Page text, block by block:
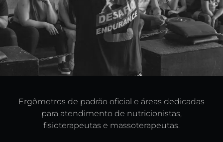
Ergômetros de padrão oficial e áreas dedicadas
para atendimento de nutricionistas,
fisioterapeutas e massoterapeutas.